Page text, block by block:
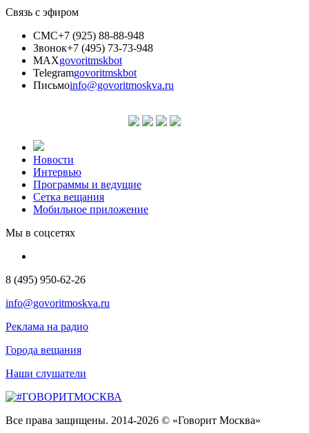
Связь с эфиром
СМС+7 (925) 88-88-948
Звонок+7 (495) 73-73-948
MAXgovoritmskbot
Telegramgovoritmskbot
Письмоinfo@govoritmoskva.ru
Новости
Интервью
Программы и ведущие
Сетка вещания
Мобильное приложение
Мы в соцсетях
8 (495) 950-62-26
info@govoritmoskva.ru
Реклама на радио
Города вещания
Наши слушатели
Все права защищены. 2014-2026 © «Говорит Москва»